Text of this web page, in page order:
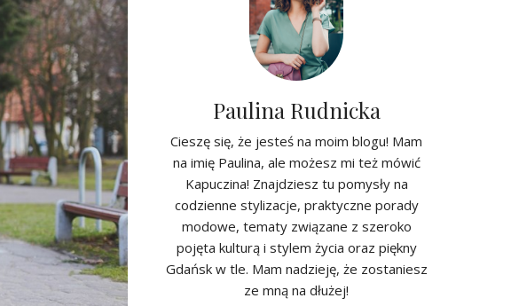
Paulina Rudnicka
Cieszę się, że jesteś na moim blogu! Mam
na imię Paulina, ale możesz mi też mówić
Kapuczina! Znajdziesz tu pomysły na
codzienne stylizacje, praktyczne porady
modowe, tematy związane z szeroko
pojęta kulturą i stylem życia oraz piękny
Gdańsk w tle. Mam nadzieję, że zostaniesz
ze mną na dłużej!